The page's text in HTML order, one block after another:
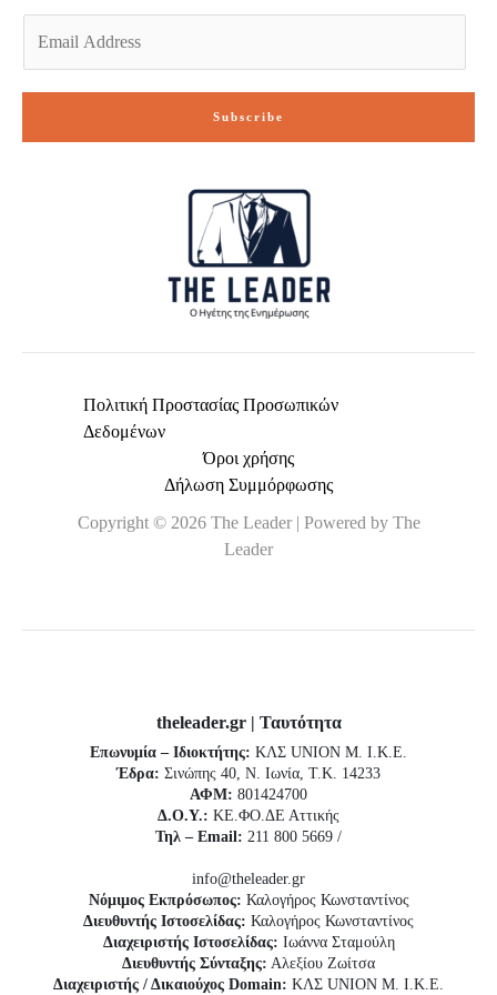
Subscribe
Πολιτική Προστασίας Προσωπικών
Δεδομένων
Όροι χρήσης
Δήλωση Συμμόρφωσης
Copyright © 2026 The Leader | Powered by The
Leader
theleader.gr | Ταυτότητα
Επωνυμία – Ιδιοκτήτης: ΚΛΣ UNION Μ. Ι.Κ.Ε.
Έδρα: Σινώπης 40, Ν. Ιωνία, Τ.Κ. 14233
ΑΦΜ: 801424700
Δ.Ο.Υ.: ΚΕ.ΦΟ.ΔΕ Αττικής
Τηλ – Email: 211 800 5669 /
info@theleader.gr
Νόμιμος Εκπρόσωπος: Καλογήρος Κωνσταντίνος
Διευθυντής Ιστοσελίδας: Καλογήρος Κωνσταντίνος
Διαχειριστής Ιστοσελίδας: Ιωάννα Σταμούλη
Διευθυντής Σύνταξης: Αλεξίου Ζωίτσα
Διαχειριστής / Δικαιούχος Domain: ΚΛΣ UNION Μ. Ι.Κ.Ε.